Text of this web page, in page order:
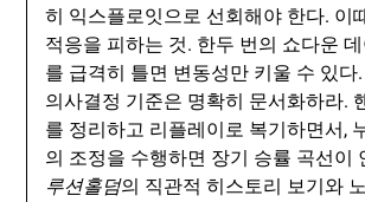
히 익스플로잇으로 선회해야 한다. 이
적응을 피하는 것. 한두 번의 쇼다운
를 급격히 틀면 변동성만 키울 수 있다
의사결정 기준은 명확히 문서화하라.
를 정리하고 리플레이로 복기하면서,
의 조정을 수행하면 장기 승률 곡선이
루션홀덤의 직관적 히스토리 보기와